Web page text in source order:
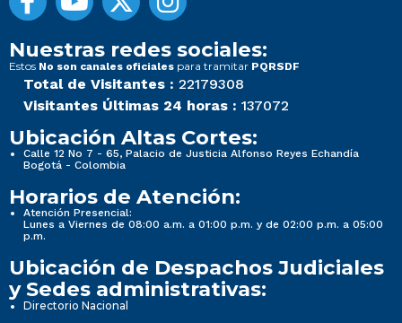
Nuestras redes sociales:
Estos No son canales oficiales para tramitar PQRSDF
Total de Visitantes : 22179308
Visitantes Últimas 24 horas : 137072
Ubicación Altas Cortes:
Calle 12 No 7 - 65, Palacio de Justicia Alfonso Reyes Echandía
Bogotá - Colombia
Horarios de Atención:
Atención Presencial:
Lunes a Viernes de 08:00 a.m. a 01:00 p.m. y de 02:00 p.m. a 05:00
p.m.
Ubicación de Despachos Judiciales
y Sedes administrativas:
Directorio Nacional